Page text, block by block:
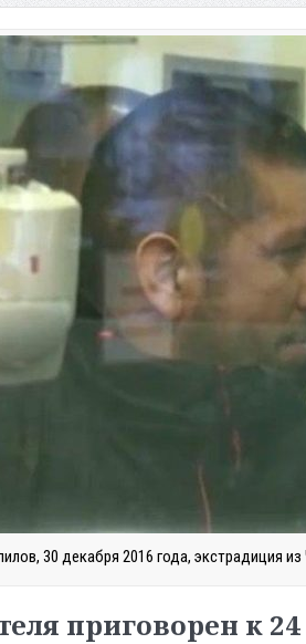
30 декабря 2016 года, экстрадиция
приговорен к